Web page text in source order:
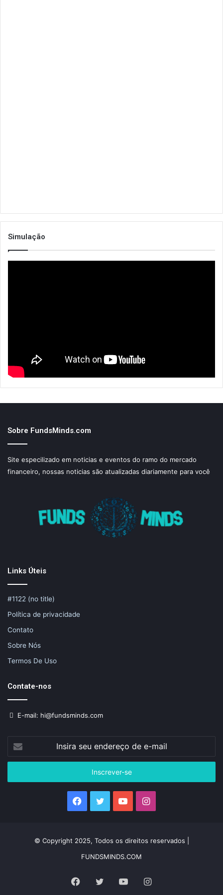
Simulação
Sobre FundsMinds.com
Site especilizado em noticias e eventos do ramo do mercado
financeiro, nossas noticias são atualizadas diariamente para você
Links Úteis
#1122 (no title)
Política de privacidade
Contato
Sobre Nós
Termos De Uso
Contate-nos
E-mail: hi@fundsminds.com
Insira
seu
endereço
e-
Facebook
Twitter YouTubeInstagram
© Copyright 2025, Todos os direitos reservados |
FUNDSMINDS.COM
Facebook
Twitter YouTubeInstagram